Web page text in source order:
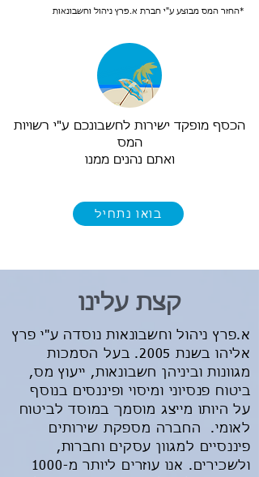
*החזר המס מבוצע ע"י חברת א.פרץ ניהול וחשבונאות
הכסף מופקד ישירות לחשבונכם ע"י רשויות
המס
ואתם נהנים ממנו
בואו נתחיל
קצת עלינו
א.פרץ ניהול וחשבונאות נוסדה ע"י פרץ
אליהו בשנת 2005. בעל הסמכות
מגוונות וביניהן חשבונאות, ייעוץ מס,
ביטוח פנסיוני ומיסוי ופיננסים בנוסף
על היותו מייצג מוסמך במוסד לביטוח
לאומי. החברה מספקת שירותים
פיננסיים למגוון עסקים וחברות,
ולשכירים. אנו עוזרים ליותר מ-1000